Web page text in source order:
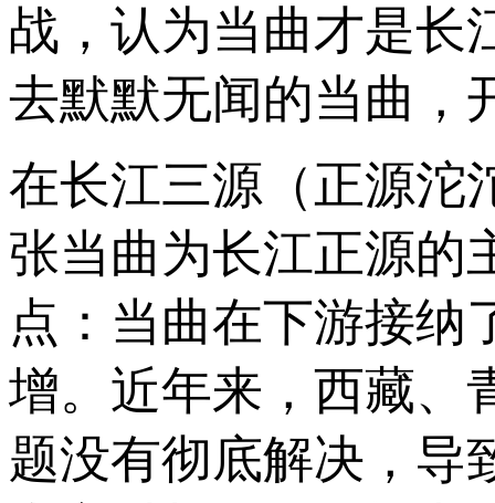
战，认为当曲才是长
去默默无闻的当曲，
在长江三源（正源沱
张当曲为长江正源的
点：当曲在下游接纳
增。近年来，西藏、
题没有彻底解决，导